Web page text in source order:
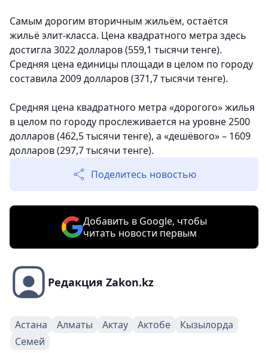
Самым дорогим вторичным жильём, остаётся
жильё элит-класса. Цена квадратного метра здесь
достигла 3022 долларов (559,1 тысячи тенге).
Средняя цена единицы площади в целом по городу
составила 2009 долларов (371,7 тысячи тенге).
Средняя цена квадратного метра «дорогого» жилья
в целом по городу прослеживается на уровне 2500
долларов (462,5 тысячи тенге), а «дешёвого» – 1609
долларов (297,7 тысячи тенге).
Поделитесь новостью
Добавить в Google, чтобы
читать новости первым
Редакция Zakon.kz
Астана Алматы Актау Актобе
Кызылорда
Семей